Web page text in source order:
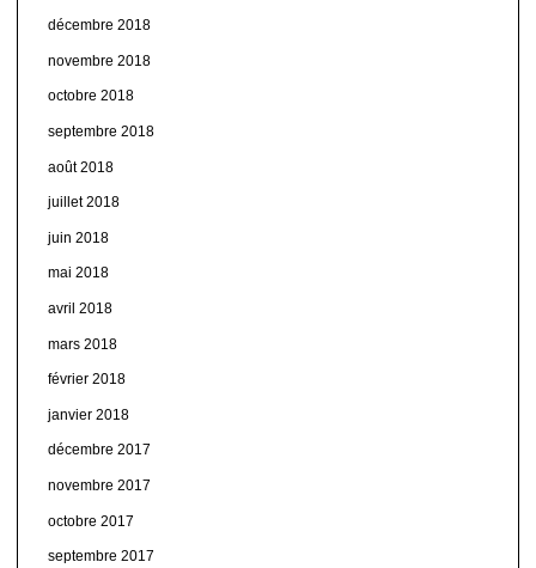
décembre 2018
novembre 2018
octobre 2018
septembre 2018
août 2018
juillet 2018
juin 2018
mai 2018
avril 2018
mars 2018
février 2018
janvier 2018
décembre 2017
novembre 2017
octobre 2017
septembre 2017